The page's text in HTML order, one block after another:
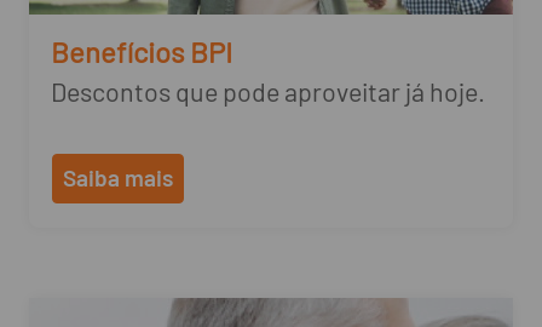
Benefícios BPI
Descontos que pode aproveitar já hoje.
Saiba mais